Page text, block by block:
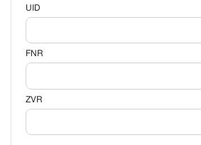
UID
FNR
ZVR